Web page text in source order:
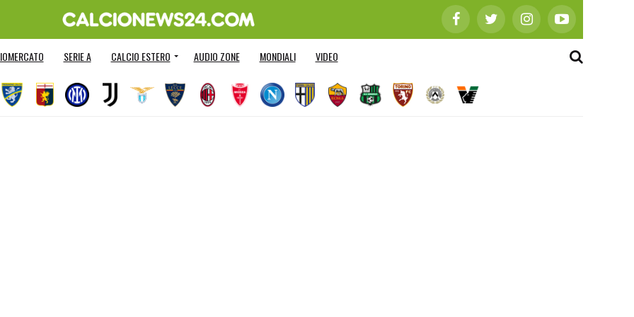
SERIE A CALCIO ESTERO AUDIO ZONE MONDIALI VIDEO